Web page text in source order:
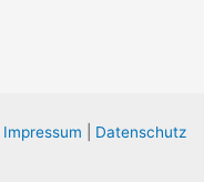
Impressum Datenschutz